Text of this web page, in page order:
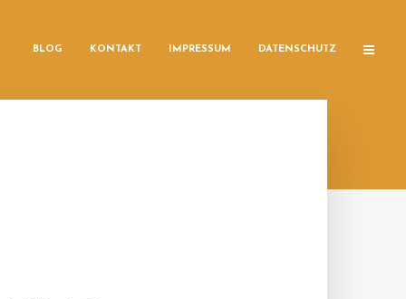
BLOG KONTAKT IMPRESSUM DATENSCHUTZ